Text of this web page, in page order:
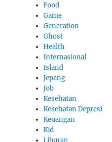
Food
Game
Generation
Ghost
Health
Internasional
Island
Jepang
Job
Kesehatan
Kesehatan Depresi
Keuangan
Kid